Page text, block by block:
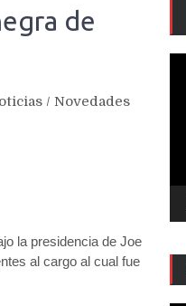
de
/ Novedades
la presidencia de Joe
al cargo al cual fue